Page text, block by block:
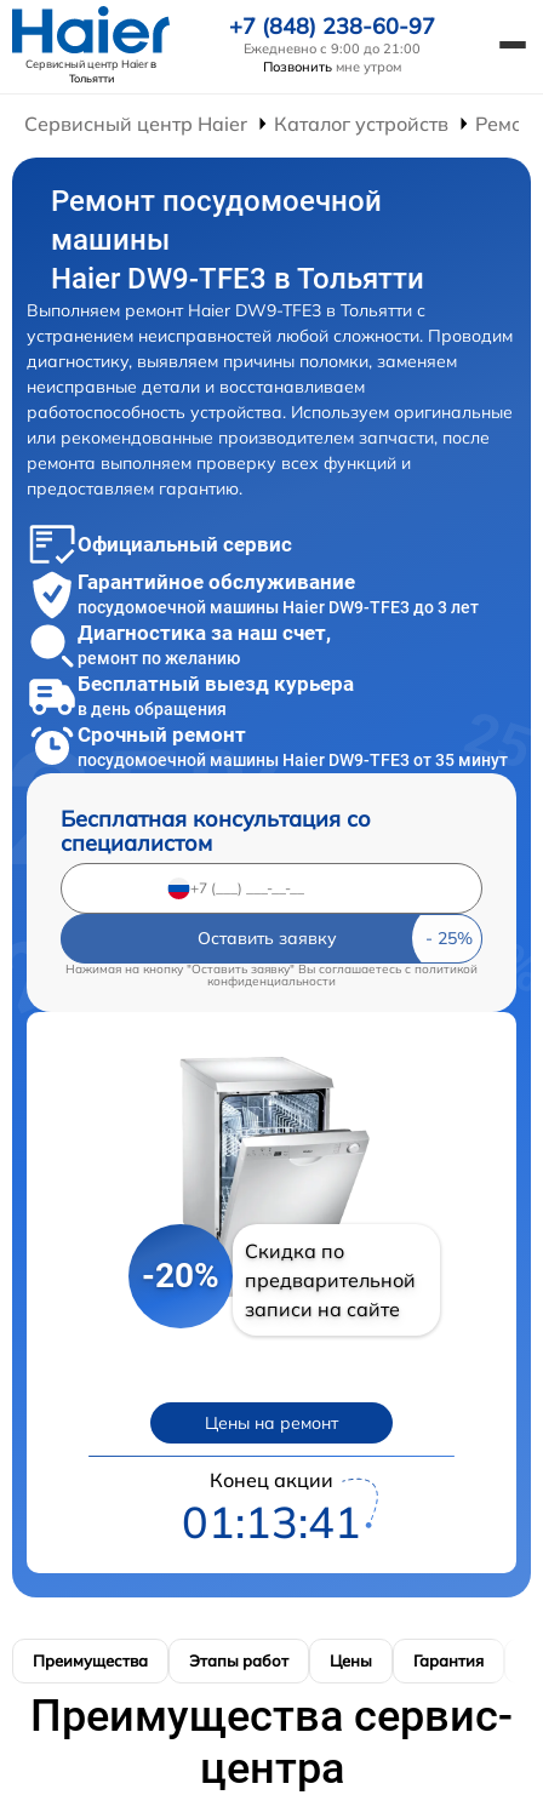
Сервисный центр Haierв
Тольятти
+7 (848) 238-60-97
Ежедневно с 9:00 до 21:00
Позвонить мне утром
Сервисный центр Haier Каталог устройств
Ремонт посудомоечной
машины
Haier DW9-TFE3 в Тольятти
Выполняем ремонт Haier DW9-TFE3 в Тольятти с
устранением неисправностей любой сложности. Проводим
диагностику, выявляем причины поломки, заменяем
неисправные детали и восстанавливаем
работоспособность устройства. Используем оригинальные
или рекомендованные производителем запчасти, после
ремонта выполняем проверку всех функций и
предоставляем гарантию.
Официальный сервис
Гарантийное обслуживание
посудомоечной машины Haier DW9-TFE3 до 3 лет
Диагностика за наш счет,
ремонт по желанию
Бесплатный выезд курьера
в день обращения
Срочный ремонт
посудомоечной машины Haier DW9-TFE3 от 35 минут
Бесплатная консультация со
специалистом
Оставить заявку
Нажимая на кнопку "Оставить заявку" Вы соглашаетесь cполитикой
конфиденциальности
-20%
Скидка по
предварительной
записи на сайте
Цены на ремонт
Конец акции
01:13:40
Преимущества Этапы работ Цены Гарантия
Преимущества сервис-
центра